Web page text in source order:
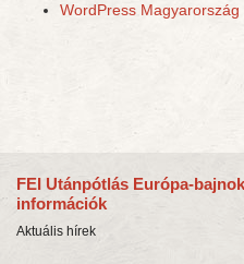
WordPress Magyarország
FEI Utánpótlás Európa-
információk
Aktuális hírek